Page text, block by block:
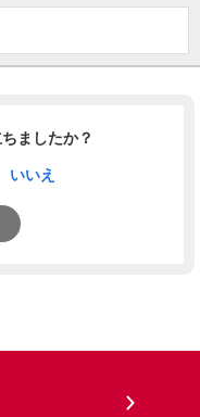
ましたか？
いいえ